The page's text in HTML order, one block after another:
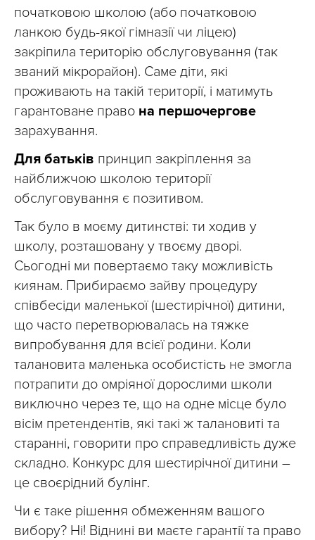
початковою школою (або початковою
ланкою будь-якої гімназії чи ліцею)
закріпила територію обслуговування (так
званий мікрорайон). Саме діти, які
проживають на такій території, і матимуть
гарантоване право на першочергове
зарахування.
Для батьків принцип закріплення за
найближчою школою території
обслуговування є позитивом.
Так було в моєму дитинстві: ти ходив у
школу, розташовану у твоєму дворі.
Сьогодні ми повертаємо таку можливість
киянам. Прибираємо зайву процедуру
співбесіди маленької (шестирічної) дитини,
що часто перетворювалась на тяжке
випробування для всієї родини. Коли
талановита маленька особистість не змогла
потрапити до омріяної дорослими школи
виключно через те, що на одне місце було
вісім претендентів, які такі ж талановиті та
старанні, говорити про справедливість дуже
складно. Конкурс для шестирічної дитини –
це своєрідний булінг.
Чи є таке рішення обмеженням вашого
вибору? Ні! Віднині ви маєте гарантії та право